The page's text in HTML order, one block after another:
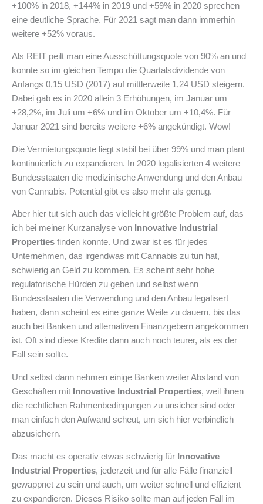
+100% in 2018, +144% in 2019 und +59% in 2020 sprechen
eine deutliche Sprache. Für 2021 sagt man dann immerhin
weitere +52% voraus.
Als REIT peilt man eine Ausschüttungsquote von 90% an und
konnte so im gleichen Tempo die Quartalsdividende von
Anfangs 0,15 USD (2017) auf mittlerweile 1,24 USD steigern.
Dabei gab es in 2020 allein 3 Erhöhungen, im Januar um
+28,2%, im Juli um +6% und im Oktober um +10,4%. Für
Januar 2021 sind bereits weitere +6% angekündigt. Wow!
Die Vermietungsquote liegt stabil bei über 99% und man plant
kontinuierlich zu expandieren. In 2020 legalisierten 4 weitere
Bundesstaaten die medizinische Anwendung und den Anbau
von Cannabis. Potential gibt es also mehr als genug.
Aber hier tut sich auch das vielleicht größte Problem auf, das
ich bei meiner Kurzanalyse von Innovative Industrial
Properties finden konnte. Und zwar ist es für jedes
Unternehmen, das irgendwas mit Cannabis zu tun hat,
schwierig an Geld zu kommen. Es scheint sehr hohe
regulatorische Hürden zu geben und selbst wenn
Bundesstaaten die Verwendung und den Anbau legalisert
haben, dann scheint es eine ganze Weile zu dauern, bis das
auch bei Banken und alternativen Finanzgebern angekommen
ist. Oft sind diese Kredite dann auch noch teurer, als es der
Fall sein sollte.
Und selbst dann nehmen einige Banken weiter Abstand von
Geschäften mit Innovative Industrial Properties, weil ihnen
die rechtlichen Rahmenbedingungen zu unsicher sind oder
man einfach den Aufwand scheut, um sich hier verbindlich
abzusichern.
Das macht es operativ etwas schwierig für Innovative
Industrial Properties, jederzeit und für alle Fälle finanziell
gewappnet zu sein und auch, um weiter schnell und effizient
zu expandieren. Dieses Risiko sollte man auf jeden Fall im